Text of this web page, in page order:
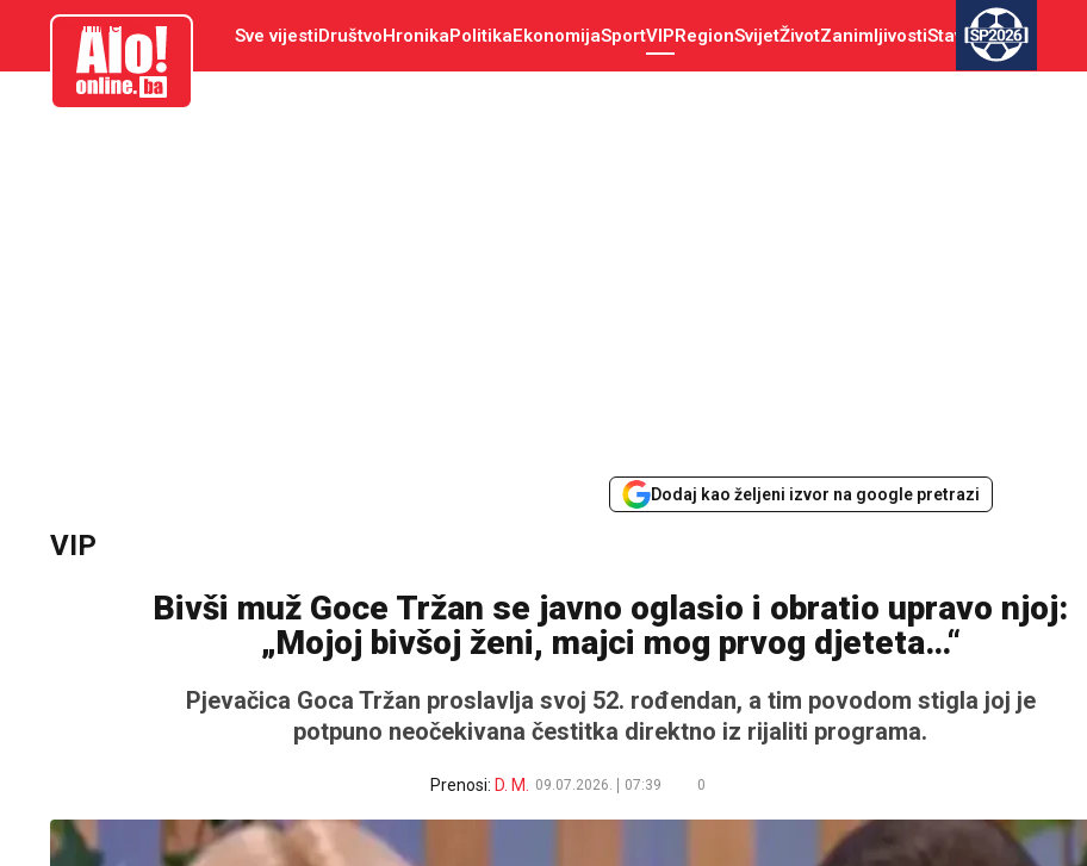
aloonline.ba Sve vijestiDruštvoHronikaPolitikaEkonomijaSportVIPRegionSvijetŽivotZanimljivostiStav SP2026
Dodaj kao željeni izvor na google pretrazi
VIP
Bivši muž Goce Tržan se javno oglasio i obratio upravo njoj:
„Mojoj bivšoj ženi, majci mog prvog djeteta…“
Pjevačica Goca Tržan proslavlja svoj 52. rođendan, a tim povodom stigla joj je
potpuno neočekivana čestitka direktno iz rijaliti programa.
Prenosi: D. M. 09.07.2026. 07:39 0